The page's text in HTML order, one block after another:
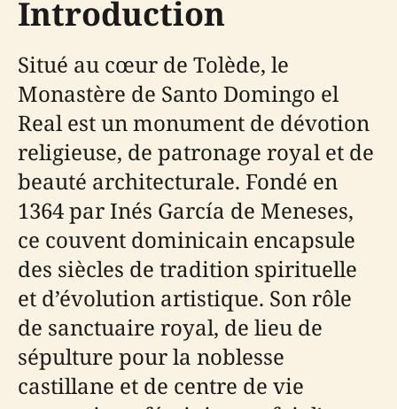
Introduction
Situé au cœur de Tolède, le
Monastère de Santo Domingo el
Real est un monument de dévotion
religieuse, de patronage royal et de
beauté architecturale. Fondé en
1364 par Inés García de Meneses,
ce couvent dominicain encapsule
des siècles de tradition spirituelle
et d’évolution artistique. Son rôle
de sanctuaire royal, de lieu de
sépulture pour la noblesse
castillane et de centre de vie